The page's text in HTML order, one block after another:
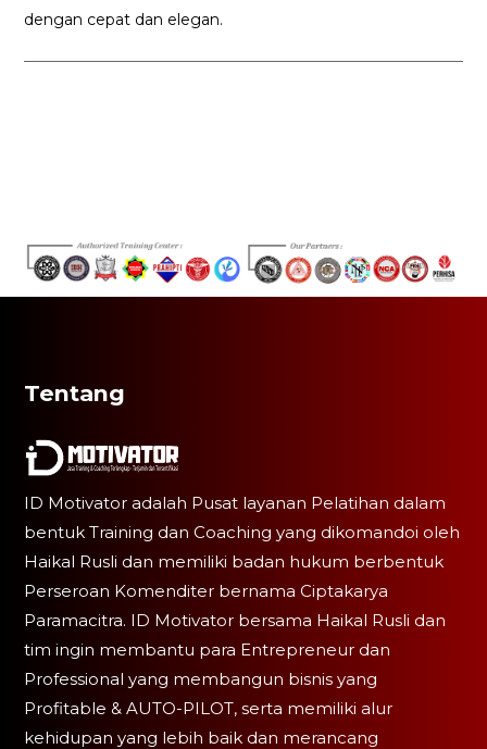
dengan cepat dan elegan.
Tentang
ID Motivator adalah Pusat layanan Pelatihan dalam
bentuk Training dan Coaching yang dikomandoi oleh
Haikal Rusli dan memiliki badan hukum berbentuk
Perseroan Komenditer bernama Ciptakarya
Paramacitra. ID Motivator bersama Haikal Rusli dan
tim ingin membantu para Entrepreneur dan
Professional yang membangun bisnis yang
Profitable & AUTO-PILOT, serta memiliki alur
kehidupan yang lebih baik dan merancang